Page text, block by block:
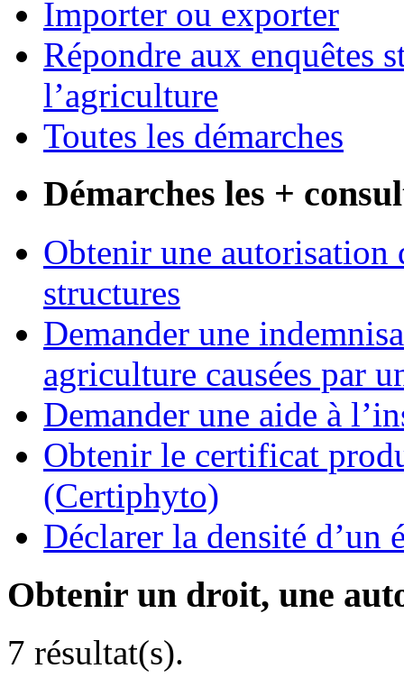
Importer ou exporter
Répondre aux enquêtes
l’agriculture
Toutes les démarches
Démarches les +
Obtenir une autorisation
structures
Demander une
agriculture causées par
Demander une aide à
Obtenir le certificat
(Certiphyto)
Déclarer la densité d’un
Obtenir un droit, une
7 résultat(s).